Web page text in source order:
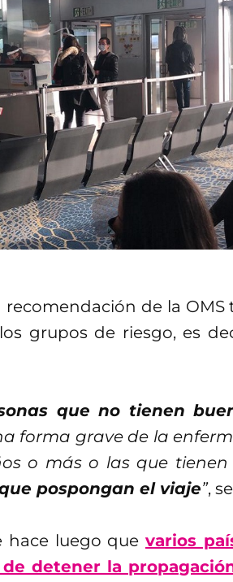
recomendación de la OMS
grupos de riesgo, es
que no tienen
forma grave de la
o más o las que tienen
pospongan el viaje”,
hace luego que varios
detener la